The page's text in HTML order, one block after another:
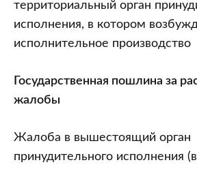
территориальный орган
исполнения, в котором
исполнительное производство
Государственная пошлина за
жалобы
Жалоба в вышестоящий орган
принудительного исполнения